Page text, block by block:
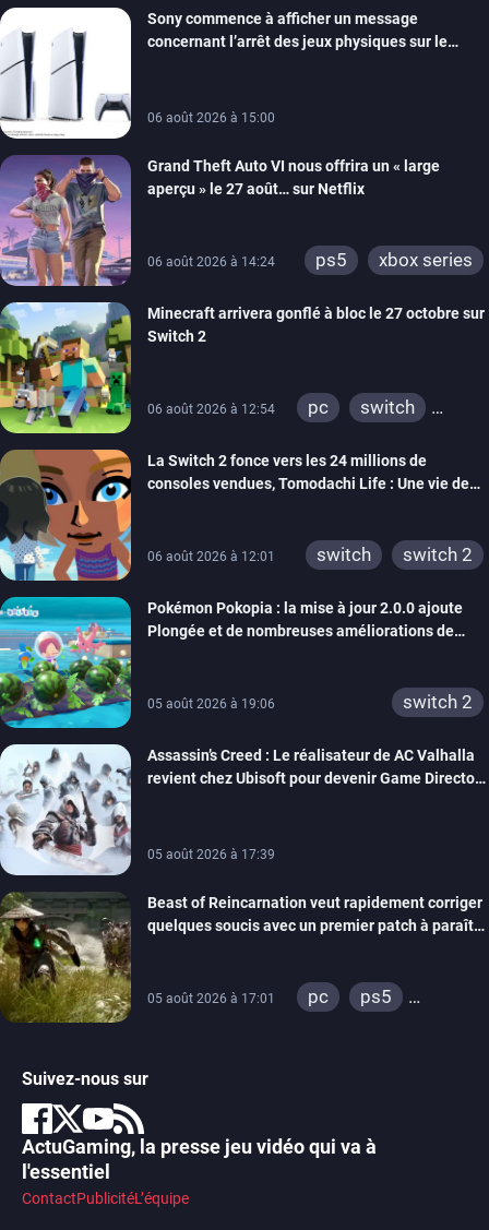
switch
ios
android
ps4
Sony commence à afficher un message
concernant l’arrêt des jeux physiques sur le
06 août 2026 à 15:00
Grand Theft Auto VI nous offrira un « large
aperçu » le 27 août… sur Netflix
06 août 2026 à 14:24 ps5 xbox series
Minecraft arrivera gonflé à bloc le 27 octobre sur
Switch 2
06 août 2026 à 12:54 pc
switch
xbox one
wiiu
3ds
ps3
switch 2
La Switch 2 fonce vers les 24 millions de
consoles vendues, Tomodachi Life : Une vie de
06 août 2026 à 12:01 switch switch 2
Pokémon Pokopia : la mise à jour 2.0.0 ajoute
Plongée et de nombreuses améliorations de
05 août 2026 à 19:06 switch 2
Assassin’s Creed : Le réalisateur de AC Valhalla
revient chez Ubisoft pour devenir Game Director
05 août 2026 à 17:39
Beast of Reincarnation veut rapidement corriger
quelques soucis avec un premier patch à paraître
05 août 2026 à 17:01 pc
ps5
Suivez-nous sur
ActuGaming, la presse jeu vidéo qui va à
l'essentiel
ContactPublicitéL’équipe